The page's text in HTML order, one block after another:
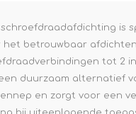
schroefdraadafdichting is
het betrouwbaar
tot 2
duurzaam alternatief
en zorgt voor een